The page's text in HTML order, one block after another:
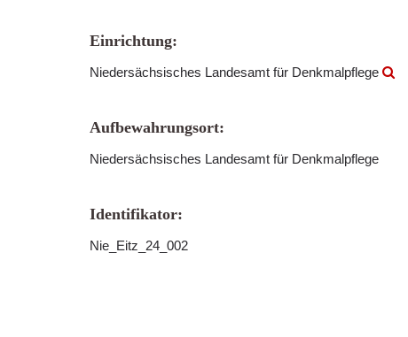
Einrichtung:
Niedersächsisches Landesamt für Denkmalpflege
Aufbewahrungsort:
Niedersächsisches Landesamt für Denkmalpflege
Identifikator:
Nie_Eitz_24_002